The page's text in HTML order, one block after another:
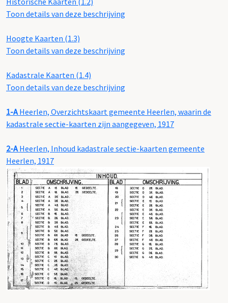
Toon details van deze beschrijving
Hoogte Kaarten (1.3)
Toon details van deze beschrijving
Kadastrale Kaarten (1.4)
Toon details van deze beschrijving
1-AHeerlen, Overzichtskaart gemeente Heerlen, waarin de
kadastrale sectie-kaarten zijn aangegeven, 1917
2-AHeerlen, Inhoud kadastrale sectie-kaarten gemeente
Heerlen, 1917